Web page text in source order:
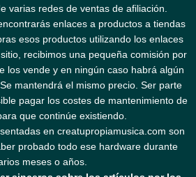
varias redes de ventas de afiliación.
enlaces a productos a tiendas
esos productos utilizando los enlaces
recibimos una pequeña comisión por
los vende y en ningún caso habrá algún
mantendrá el mismo precio. Ser parte
pagar los costes de mantenimiento de
que continúe existiendo.
en creatupropiamusica.com son
probado todo ese hardware durante
meses o años.